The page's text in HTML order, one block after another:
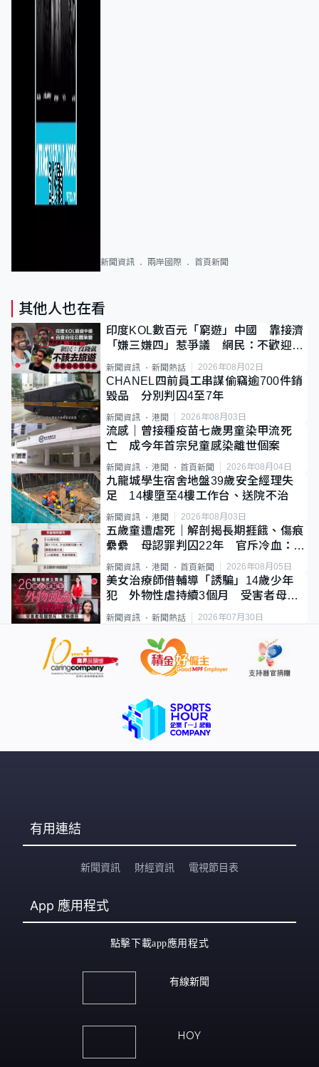
新聞資訊 兩岸國際 首頁新聞
其他人也在看
印度KOL數百元「窮遊」中國 靠接濟
「嫌三嫌四」惹爭議 網民：不歡迎劣
質旅客
新聞資訊 新聞熱話 2026年08月02日
CHANEL四前員工串謀偷竊逾700件銷
毀品 分別判囚4至7年
新聞資訊 港聞 2026年08月03日
流感｜曾接種疫苗七歲男童染甲流死
亡 成今年首宗兒童感染離世個案
新聞資訊 港聞 首頁新聞 2026年08月04日
九龍城學生宿舍地盤39歲安全經理失
足 14樓墮至4樓工作台、送院不治
新聞資訊 港聞 2026年08月03日
五歲童遭虐死｜解剖揭長期捱餓、傷痕
纍纍 母認罪判囚22年 官斥冷血：同
類案最惡劣
新聞資訊 港聞 首頁新聞 2026年08月05日
美女治療師借輔導「誘騙」14歲少年
犯 外物性虐持續3個月 受害者母：
要保護其他人
新聞資訊 新聞熱話 2026年07月30日
有用連結
新聞資訊 財經資訊 電視節目表
App 應用程式
點擊下載app應用程式
有線新聞
HOY